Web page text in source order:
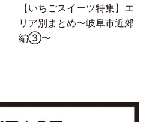
【いちごスイーツ特集】エ
リア別まとめ〜岐阜市近郊
編③〜